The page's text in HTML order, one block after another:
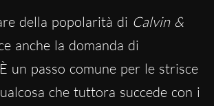
della popolarità di Calvin &
anche la domanda di
un passo comune per le strisce
che tuttora succede con i